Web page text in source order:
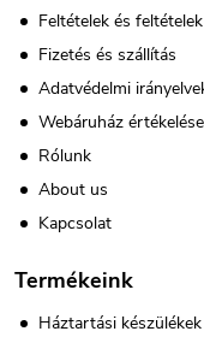
Feltételek és feltételek
Fizetés és szállítás
Adatvédelmi
Webáruház értékelése
Rólunk
About us
Kapcsolat
Termékeink
Háztartási készülékek